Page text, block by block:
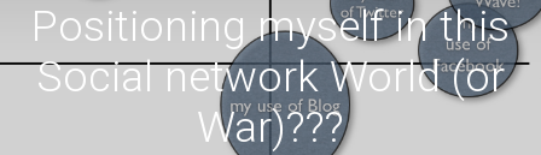
Positioning myself in this
Social network World (or
War)???